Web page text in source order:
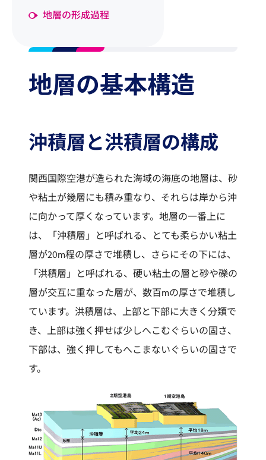
地層の形成過程
地層の基本構造
沖積層と洪積層の構成
関西国際空港が造られた海域の海底の地層は、砂
や粘土が幾層にも積み重なり、それらは岸から沖
に向かって厚くなっています。地層の一番上に
は、「沖積層」と呼ばれる、とても柔らかい粘土
層が20m程の厚さで堆積し、さらにその下には、
「洪積層」と呼ばれる、硬い粘土の層と砂や礫の
層が交互に重なった層が、数百mの厚さで堆積し
ています。洪積層は、上部と下部に大きく分類で
き、上部は強く押せば少しへこむぐらいの固さ、
下部は、強く押してもへこまないぐらいの固さで
す。